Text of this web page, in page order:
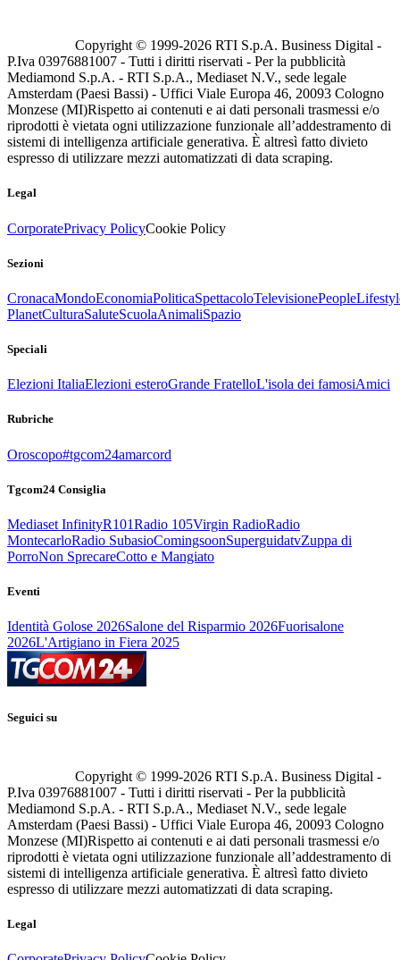
Copyright © 1999-2026 RTI S.p.A. Business Digital -
P.Iva 03976881007 - Tutti i diritti riservati - Per la pubblicità
Mediamond S.p.A. - RTI S.p.A., Mediaset N.V., sede legale
Amsterdam (Paesi Bassi) - Uffici Viale Europa 46, 20093 Cologno
Monzese (MI)Rispetto ai contenuti e ai dati personali trasmessi e/o
riprodotti è vietata ogni utilizzazione funzionale all’addestramento di
sistemi di intelligenza artificiale generativa. È altresì fatto divieto
espresso di utilizzare mezzi automatizzati di data scraping.
Legal
CorporatePrivacy PolicyCookie Policy
Sezioni
CronacaMondoEconomiaPoliticaSpettacoloTelevisionePeople
PlanetCulturaSaluteScuolaAnimaliSpazio
Speciali
Elezioni ItaliaElezioni esteroGrande FratelloL'isola dei famosiAmici
Rubriche
Oroscopo#tgcom24amarcord
Tgcom24 Consiglia
Mediaset InfinityR101Radio 105Virgin RadioRadio
MontecarloRadio SubasioComingsoonSuperguidatvZuppa di
PorroNon SprecareCotto e Mangiato
Eventi
Identità Golose 2026Salone del Risparmio 2026Fuorisalone
2026L'Artigiano in Fiera 2025
Seguici su
Copyright © 1999-2026 RTI S.p.A. Business Digital -
P.Iva 03976881007 - Tutti i diritti riservati - Per la pubblicità
Mediamond S.p.A. - RTI S.p.A., Mediaset N.V., sede legale
Amsterdam (Paesi Bassi) - Uffici Viale Europa 46, 20093 Cologno
Monzese (MI)Rispetto ai contenuti e ai dati personali trasmessi e/o
riprodotti è vietata ogni utilizzazione funzionale all’addestramento di
sistemi di intelligenza artificiale generativa. È altresì fatto divieto
espresso di utilizzare mezzi automatizzati di data scraping.
Legal